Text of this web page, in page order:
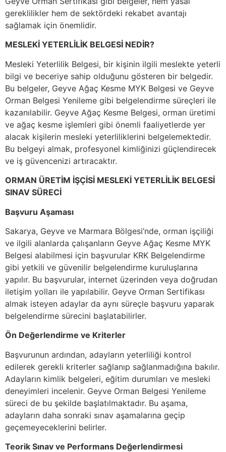
gereklilikler hem de sektördeki rekabet avantajı
sağlamak için önemlidir.
MESLEKİ YETERLİLİK BELGESİ NEDİR?
Mesleki Yeterlilik Belgesi, bir kişinin ilgili meslekte yeterli
bilgi ve beceriye sahip olduğunu gösteren bir belgedir.
Bu belgeler, Geyve Ağaç Kesme MYK Belgesi ve Geyve
Orman Belgesi Yenileme gibi belgelendirme süreçleri ile
kazanılabilir. Geyve Ağaç Kesme Belgesi, orman üretimi
ve ağaç kesme işlemleri gibi önemli faaliyetlerde yer
alacak kişilerin mesleki yeterliliklerini belgelemektedir.
Bu belgeyi almak, profesyonel kimliğinizi güçlendirecek
ve iş güvencenizi artıracaktır.
ORMAN ÜRETİM İŞÇİSİ MESLEKİ YETERLİLİK BELGESİ
SINAV SÜRECİ
Başvuru Aşaması
Sakarya, Geyve ve Marmara Bölgesi’nde, orman işçiliği
ve ilgili alanlarda çalışanların Geyve Ağaç Kesme MYK
Belgesi alabilmesi için başvurular KRK Belgelendirme
gibi yetkili ve güvenilir belgelendirme kuruluşlarına
yapılır. Bu başvurular, internet üzerinden veya doğrudan
iletişim yolları ile yapılabilir. Geyve Orman Sertifikası
almak isteyen adaylar da aynı süreçle başvuru yaparak
belgelendirme sürecini başlatabilirler.
Ön Değerlendirme ve Kriterler
Başvurunun ardından, adayların yeterliliği kontrol
edilerek gerekli kriterler sağlanıp sağlanmadığına bakılır.
Adayların kimlik belgeleri, eğitim durumları ve mesleki
deneyimleri incelenir. Geyve Orman Belgesi Yenileme
süreci de bu şekilde başlatılmaktadır. Bu aşama,
adayların daha sonraki sınav aşamalarına geçip
geçemeyeceklerini belirler.
Teorik Sınav ve Performans Değerlendirmesi